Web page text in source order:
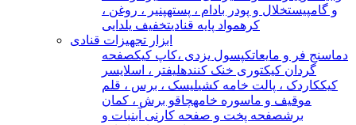
و گامپیستخلال و پودر بادام ، پستهپنیر ، روغن ،
کرهمواد پایه قنادیتخفیف یلدایی
ابزار تجهیزات قنادی
دماسنج فر و مایعاتکپسول یزدی ،کاپ کیکصفحه
گردان کیکتوری خنک کنندهلیفتر ، اسلایسر
کیککاردک ، پالت خامه کشیلیسک ، برس ، قلم
موقیف و ماسوره خامهچاقو برش ، کمان
برشصفحه پخت و صفحه کار نی آبنبات و